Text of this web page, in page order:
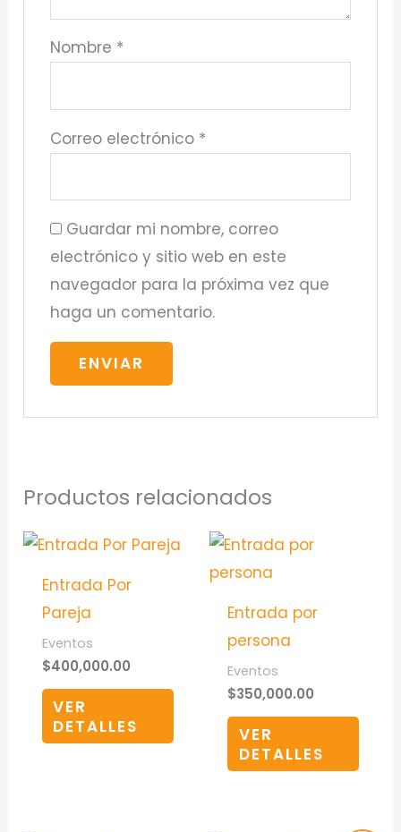
Nombre *
Correo electrónico *
Guardar mi nombre, correo
electrónico y sitio web en este
navegador para la próxima vez que
haga un comentario.
Productos relacionados
Entrada Por
Pareja
Eventos
$400,000.00
VER
DETALLES
Entrada por
persona
Eventos
$350,000.00
VER
DETALLES